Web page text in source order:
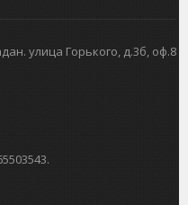
улица Горького, д.3б, оф.8